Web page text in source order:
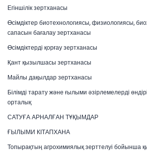
Егіншілік зертханасы
Өсімдіктер биотехнологиясы, физиологиясы,
сапасын бағалау зертханасы
Өсімдіктерді қорғау зертханасы
Қант қызылшасы зертханасы
Майлы дақылдар зертханасы
Білімді тарату және ғылыми әзірлемелерді
орталық
САТУҒА АРНАЛҒАН ТҰҚЫМДАР
ҒЫЛЫМИ КІТАПХАНА
Топырақтың агрохимиялық зерттелуі бойынша